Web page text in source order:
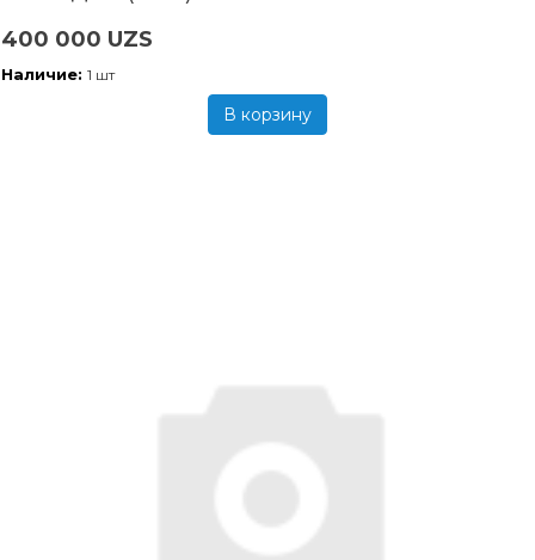
400 000 UZS
Наличие: 1 шт
В корзину